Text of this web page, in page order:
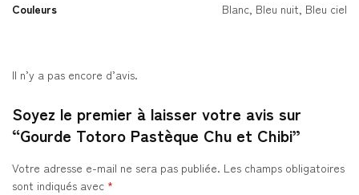
Couleurs Blanc, Bleu nuit, Bleu ciel
Il n’y a pas encore d’avis.
Soyez le premier à laisser votre avis sur
“Gourde Totoro Pastèque Chu et Chibi”
Votre adresse e-mail ne sera pas publiée. Les champs obligatoires
sont indiqués avec *